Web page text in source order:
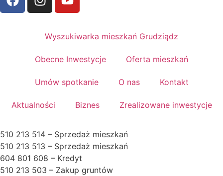
Wyszukiwarka mieszkań Grudziądz
Obecne Inwestycje Oferta mieszkań
Umów spotkanie O nas Kontakt
Aktualności Biznes Zrealizowane inwestycje
510 213 514 – Sprzedaż mieszkań
510 213 513 – Sprzedaż mieszkań
604 801 608 – Kredyt
510 213 503 – Zakup gruntów